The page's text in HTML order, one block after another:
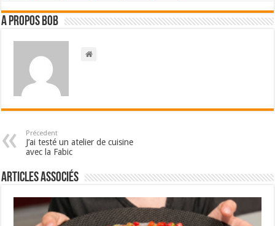
A propos bOb
Précedent
J’ai testé un atelier de cuisine
avec la Fabic
Articles associés